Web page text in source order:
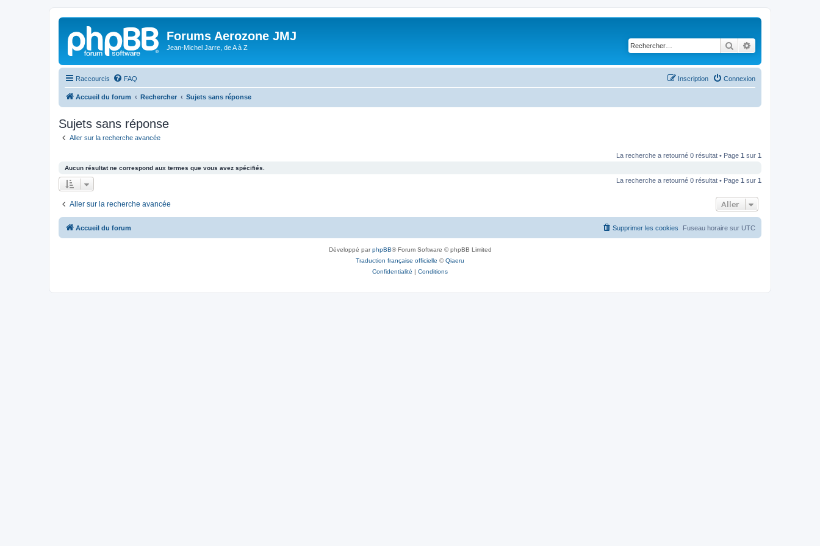
Forums Aerozone JMJ
Jean-Michel Jarre, de A à Z Rechercher
Raccourcis FAQ Connexion
Inscription
Accueil du forum Rechercher Sujets sans réponse
Sujets sans réponse
Aller sur la recherche avancée
La recherche a retourné 0 résultat • Page 1 sur 1
Aucun résultat ne correspond aux termes que vous avez spécifiés.
La recherche a retourné 0 résultat • Page 1 sur 1
Aller sur la recherche avancée Aller
Accueil du forum Fuseau horaire sur UTC
Supprimer les cookies
Développé parphpBB® Forum Software © phpBB Limited
Traduction française officielle ©Qiaeru
Confidentialité | Conditions